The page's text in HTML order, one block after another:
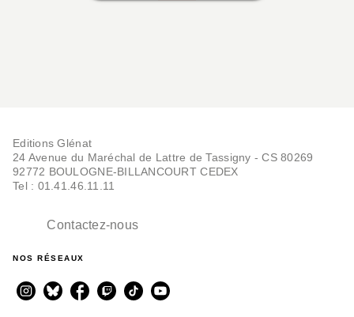
Editions Glénat
24 Avenue du Maréchal de Lattre de Tassigny - CS 80269
92772 BOULOGNE-BILLANCOURT CEDEX
Tel : 01.41.46.11.11
Contactez-nous
NOS RÉSEAUX